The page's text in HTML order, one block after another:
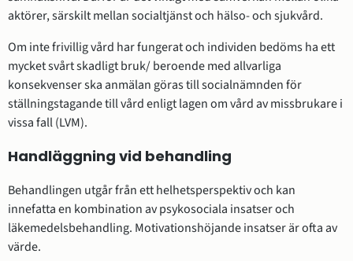
aktörer, särskilt mellan socialtjänst och hälso- och sjukvård.
Om inte frivillig vård har fungerat och individen bedöms ha ett
mycket svårt skadligt bruk/ beroende med allvarliga
konsekvenser ska anmälan göras till socialnämnden för
ställningstagande till vård enligt lagen om vård av missbrukare i
vissa fall (LVM).
Handläggning vid behandling
Behandlingen utgår från ett helhetsperspektiv och kan
innefatta en kombination av psykosociala insatser och
läkemedelsbehandling. Motivationshöjande insatser är ofta av
värde.